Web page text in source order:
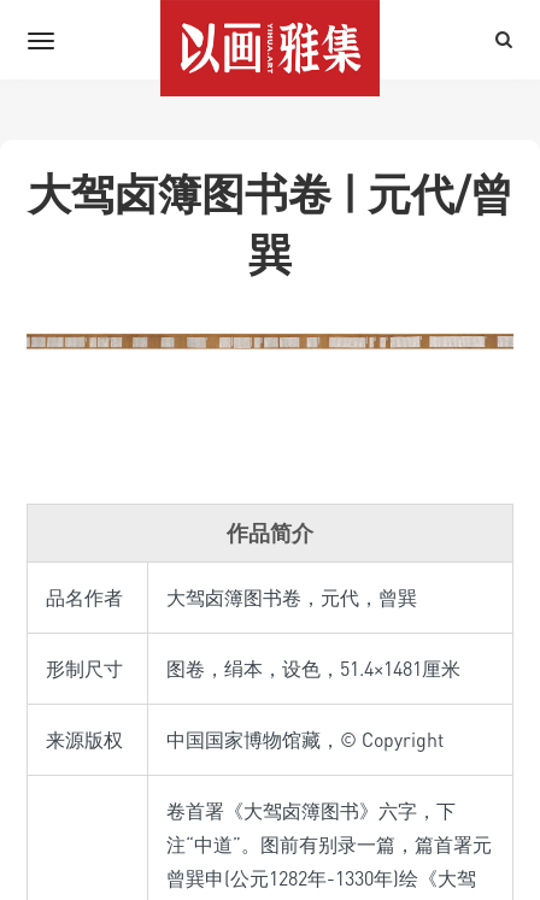
大驾卤簿图书卷 | 元代/曾
巽
作品简介
品名作者 大驾卤簿图书卷，元代，曾巽
形制尺寸 图卷，绢本，设色，51.4×1481厘米
来源版权 中国国家博物馆藏，© Copyright
卷首署《大驾卤簿图书》六字，下
注“中道”。图前有别录一篇，篇首署元
曾巽申(公元1282年-1330年)绘《大驾